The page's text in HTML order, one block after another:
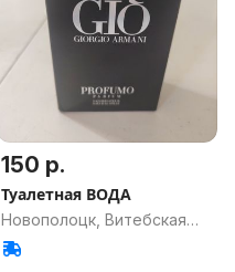
150 р.
Туалетная ВОДА
Новополоцк, Витебская
обл.